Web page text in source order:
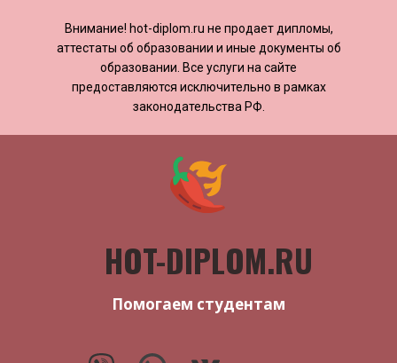
Внимание! ​​​​hot-diplom.ru не продает дипломы,
аттестаты об образовании и иные документы об
образовании. Все услуги на сайте
предоставляются исключительно в рамках
законодательства РФ.
HOT-DIPLOM.RU
Помогаем студентам